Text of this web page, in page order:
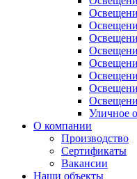
Уличное
О компании
Производство
Сертификаты
Вакансии
Наши объекты